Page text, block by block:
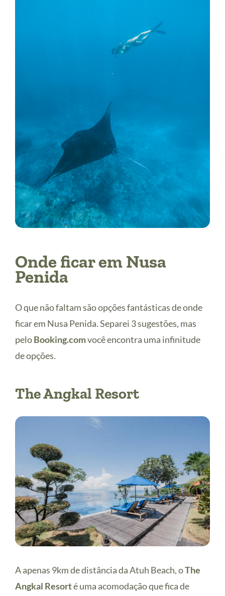
Onde ficar em Nusa
Penida
O que não faltam são opções fantásticas de onde
ficar em Nusa Penida. Separei 3 sugestões, mas
peloBooking.comvocê encontra uma infinitude
de opções.
The Angkal Resort
A apenas 9km de distância da Atuh Beach, oThe
Angkal Resorté uma acomodação que fica de